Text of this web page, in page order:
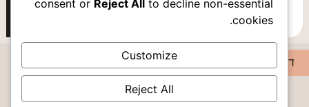
קומה 2
דירה3
DISCOVER PEACE IN ROMEMA
consent or Reject All to decline non-essential
cookies.
Customize
Reject All